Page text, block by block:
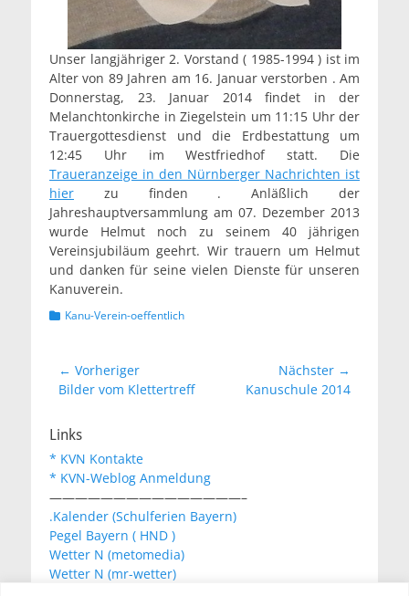
Unser langjähriger 2. Vorstand ( 1985-1994 ) ist im
Alter von 89 Jahren am 16. Januar verstorben . Am
Donnerstag, 23. Januar 2014 findet in der
Melanchtonkirche in Ziegelstein um 11:15 Uhr der
Trauergottesdienst und die Erdbestattung um
12:45 Uhr im Westfriedhof statt. Die
Traueranzeige in den Nürnberger Nachrichten ist
hier zu finden . Anläßlich der
Jahreshauptversammlung am 07. Dezember 2013
wurde Helmut noch zu seinem 40 jährigen
Vereinsjubiläum geehrt. Wir trauern um Helmut
und danken für seine vielen Dienste für unseren
Kanuverein.
Kategorien
Kanu-Verein-oeffentlich
Beitragsnavigation
← Vorheriger
Vorheriger
Bilder vom Klettertreff
Nächster →
NächsterKanuschule 2014
Links
* KVN Kontakte
* KVN-Weblog Anmeldung
———————————————–
.Kalender (Schulferien Bayern)
Pegel Bayern ( HND )
Wetter N (metomedia)
Wetter N (mr-wetter)